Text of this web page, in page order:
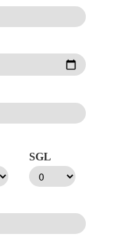
SGL